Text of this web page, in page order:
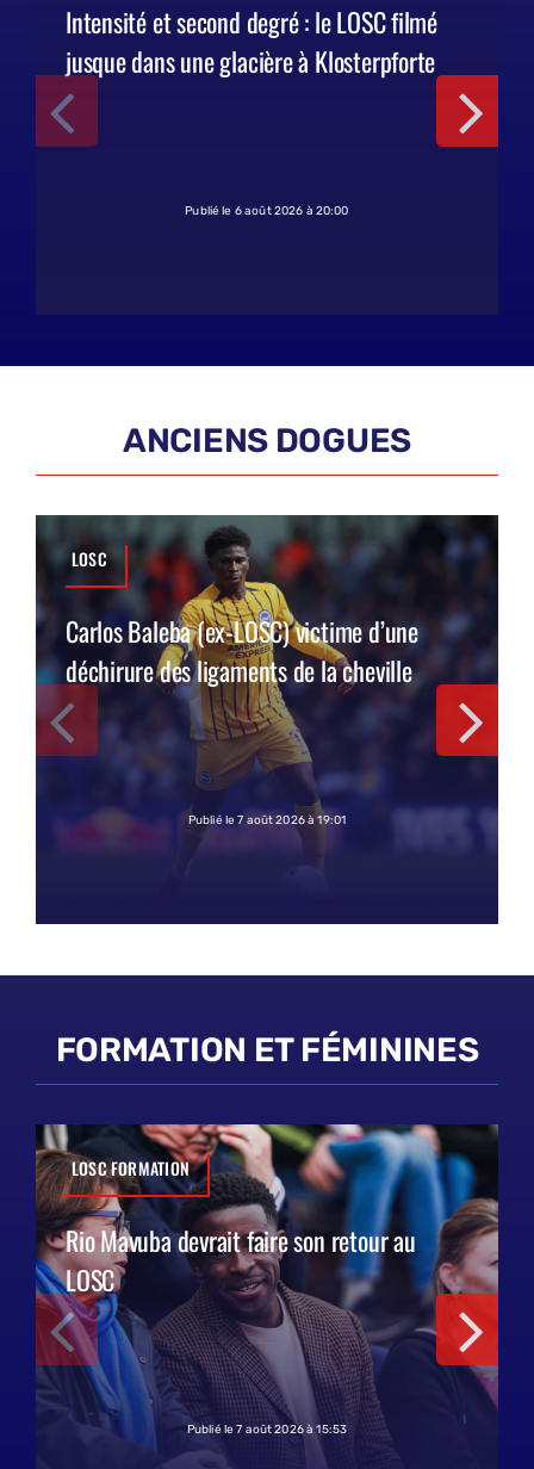
Intensité et second degré : le LOSC filmé
jusque dans une glacière à Klosterpforte
Publié le 6 août 2026 à 20:00
ANCIENS DOGUES
LOSC
Carlos Baleba (ex-LOSC) victime d’une
déchirure des ligaments de la cheville
Publié le 7 août 2026 à 19:01
FORMATION ET FÉMININES
LOSC FORMATION
Rio Mavuba devrait faire son retour au
LOSC
Publié le 7 août 2026 à 15:53